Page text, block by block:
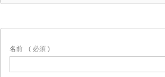
名前 ( 必須 )